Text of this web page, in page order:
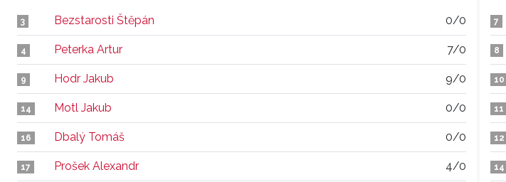
3 Bezstarosti Štěpán 0/0
4 Peterka Artur 7/0
9 Hodr Jakub 9/0
14 Motl Jakub 0/0
16 Dbalý Tomáš 0/0
17 Prošek Alexandr 4/0
7
8
10
11
12
14